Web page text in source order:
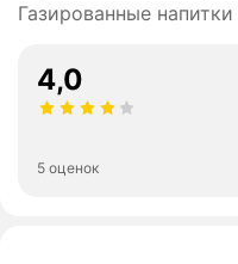
Газированные напитки
4,0
5 оценок